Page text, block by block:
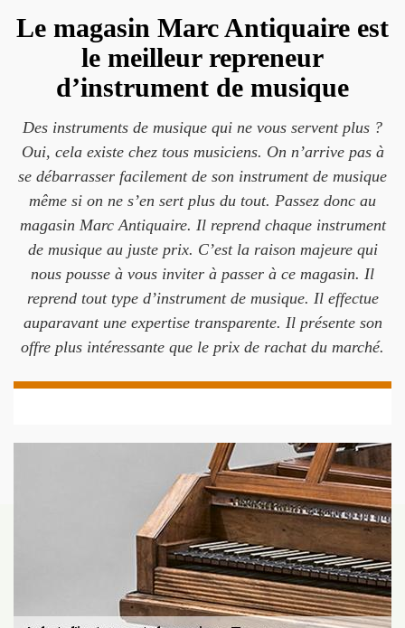
Le magasin Marc Antiquaire est
le meilleur repreneur
d’instrument de musique
Des instruments de musique qui ne vous servent plus ?
Oui, cela existe chez tous musiciens. On n’arrive pas à
se débarrasser facilement de son instrument de musique
même si on ne s’en sert plus du tout. Passez donc au
magasin Marc Antiquaire. Il reprend chaque instrument
de musique au juste prix. C’est la raison majeure qui
nous pousse à vous inviter à passer à ce magasin. Il
reprend tout type d’instrument de musique. Il effectue
auparavant une expertise transparente. Il présente son
offre plus intéressante que le prix de rachat du marché.